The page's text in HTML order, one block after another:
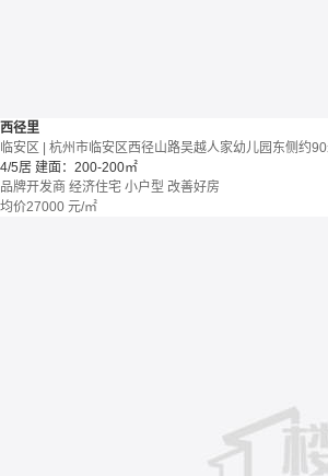
西径里
临安区 | 杭州市临安区西径山路吴越人家幼儿园东侧约
4/5居 建面：200-200㎡
品牌开发商 经济住宅 小户型 改善好房
均价27000 元/㎡